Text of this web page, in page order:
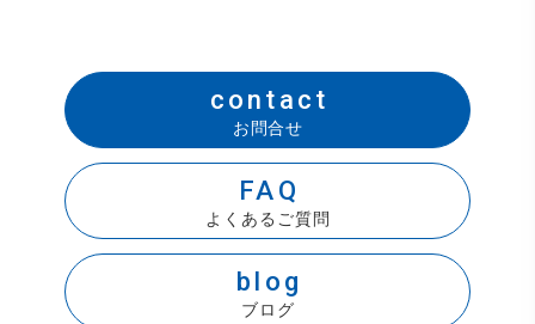
contact
お問合せ
FAQ
よくあるご質問
blog
ブログ